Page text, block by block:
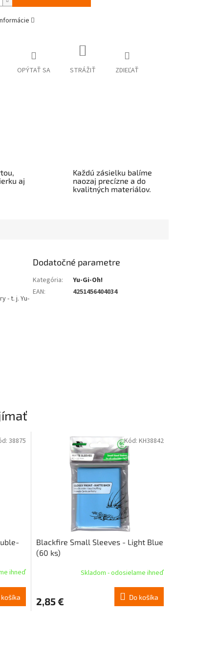
OPÝTAŤ SA STRÁŽIŤ ZDIEĽAŤ
aj
Každú zásielku balíme
naozaj precízne a do
kvalitných materiálov.
- t. j. Yu-
Dodatočné parametre
Kategória:
Yu-Gi-Oh!
EAN: 4251456404034
ihneď
košíka
38875
Blackfire Small Sleeves - Light Blue
(60 ks)
Skladom - odosielame ihneď
2,85 € Do košíka
Kód: KH38842